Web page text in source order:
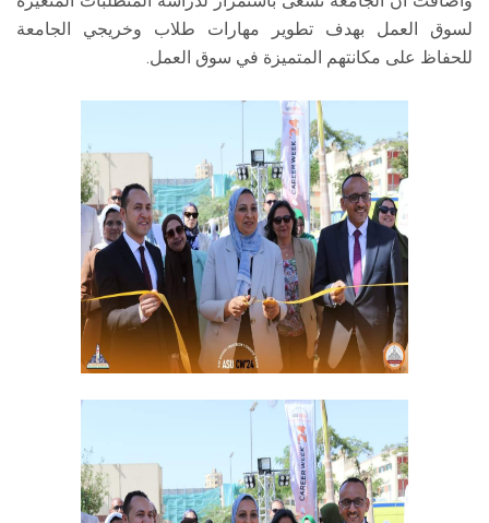
لسوق العمل بهدف تطوير مهارات طلاب وخريجي الجامعة
للحفاظ على مكانتهم المتميزة في سوق العمل.